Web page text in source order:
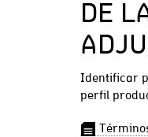
DE
Identificar
perfil